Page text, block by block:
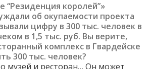
“Резиденция королей”»
об окупаемости проекта
цифру в 300 тыс. человек в
в 1,5 тыс. руб. Вы верите,
комплекс в Гвардейске
300 тыс. человек?
музей и ресторан… Он может